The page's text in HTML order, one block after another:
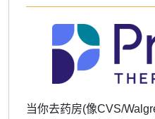
当你去药房(像CVS/